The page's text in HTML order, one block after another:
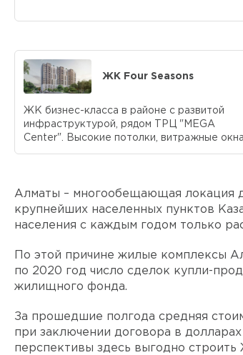
ЖК Four Seasons
ЖК бизнес-класса в районе с развитой
инфраструктурой, рядом ТРЦ "MEGA
Center". Высокие потолки, витражные окна
Алматы – многообещающая локация
крупнейших населенных пунктов
населения с каждым годом только
По этой причине жилые комплексы
по 2020 год число сделок купли-
жилищного фонда.
За прошедшие полгода средняя
при заключении договора в
перспективы здесь выгодно